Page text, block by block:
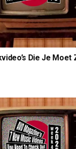
Die Je Moet